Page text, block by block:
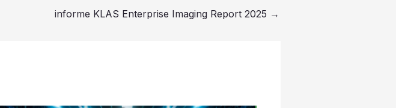
informe KLAS Enterprise Imaging Report 2025 →